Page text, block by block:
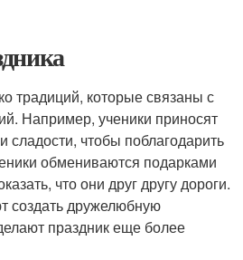
традиций, которые связаны с
Например, ученики приносят
сладости, чтобы поблагодарить
обмениваются подарками
что они друг другу дороги.
создать дружелюбную
праздник еще более